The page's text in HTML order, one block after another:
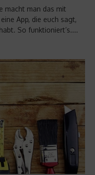
macht man das mit
App, die euch sagt,
So funktioniert’s....